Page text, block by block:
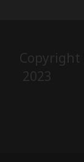
Copyright
2023